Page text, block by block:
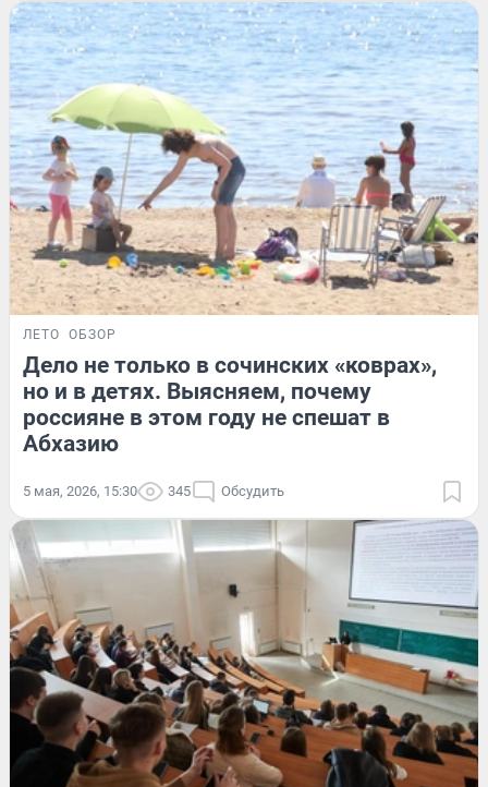
ЛЕТО ОБЗОР
Дело не только в сочинских «коврах»,
но и в детях. Выясняем, почему
россияне в этом году не спешат в
Абхазию
5 мая, 2026, 15:30 345 Обсудить